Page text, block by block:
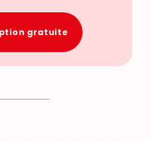
gratuite